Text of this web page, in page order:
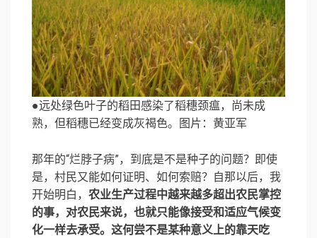
●远处绿色叶子的稻田感染了稻穗颈瘟，尚未成
熟，但稻穗已经变成灰褐色。图片：黄亚军
那年的“烂脖子病”，到底是不是种子的问题？即使
是，村民又能如何证明、如何索赔？自那以后，我
开始明白， 农业生产过程中越来越多超出农民掌控
的事，对农民来说，也就只能像接受和适应气候变
化一样去承受。这何尝不是某种意义上的靠天吃